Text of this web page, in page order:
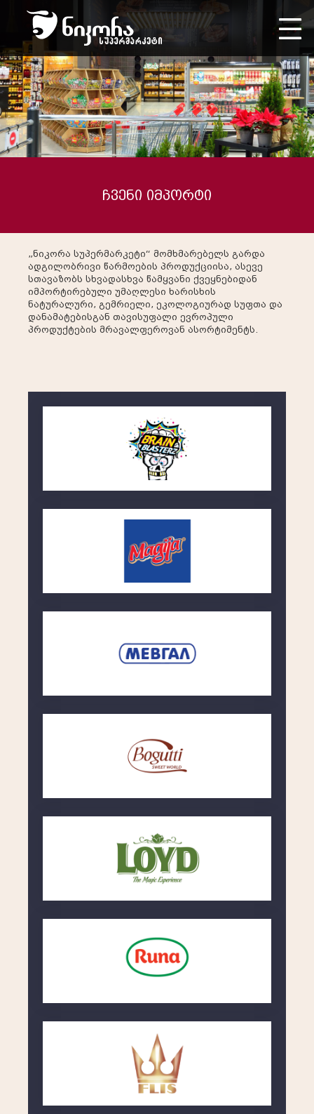
ჩვენი იმპორტი
„ნიკორა სუპერმარკეტი“ მომხმარებელს გარდა
ადგილობრივი წარმოების პროდუქციისა, ასევე
სთავაზობს სხვადასხვა წამყვანი ქვეყნებიდან
იმპორტირებული უმაღლესი ხარისხის
ნატურალური, გემრიელი, ეკოლოგიურად სუფთა და
დანამატებისგან თავისუფალი ევროპული
პროდუქტების მრავალფეროვან ასორტიმენტს.